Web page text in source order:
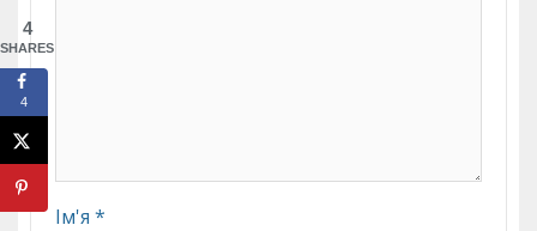
Ім'я *
4
SHARES
4